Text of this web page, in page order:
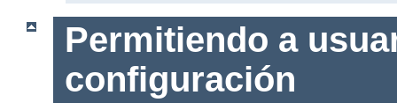
Permitiendo a
configuración